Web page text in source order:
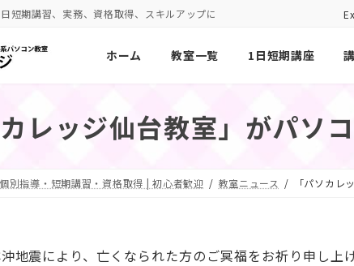
短期講習、実務、資格取得、スキルアップに
ホーム 教室一覧 1日短期講座
カレッジ仙台教室」がパソ
別指導・短期講習・資格取得 | 初心者歓迎 教室ニュース 「パソカレ
地震により、亡くなられた方のご冥福をお祈り申し上げ